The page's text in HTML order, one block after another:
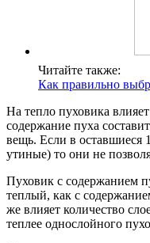
Читайте также:
Как правильно
На тепло пуховика
содержание пуха
вещь. Если в оставшиеся
утиные) то они не
Пуховик с содержанием
теплый, как с
же влияет количество
теплее однослойного